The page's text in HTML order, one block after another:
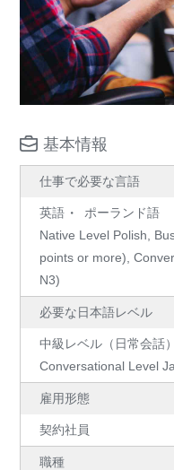
基本情報
仕事で必要な言語
英語
ポーランド語
Native Level Polish,
points or more),
N3)
必要な日本語レベル
中級レベル（日常会話）
Conversational Level
雇用形態
契約社員
職種